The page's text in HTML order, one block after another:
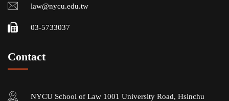
law@nycu.edu.tw
03-5733037
Contact
NYCU School of Law 1001 University Road, Hsinchu